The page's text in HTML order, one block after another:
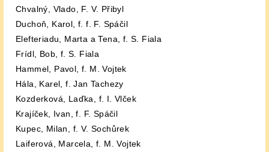
Chvalný, Vlado, F. V. Přibyl
Duchoň, Karol, f. f. F. Spáčil
Elefteriadu, Marta a Tena, f. S. Fiala
Frídl, Bob, f. S. Fiala
Hammel, Pavol, f. M. Vojtek
Hála, Karel, f. Jan Tachezy
Kozderková, Laďka, f. I. Vlček
Krajíček, Ivan, f. F. Spáčil
Kupec, Milan, f. V. Sochůrek
Laiferová, Marcela, f. M. Vojtek